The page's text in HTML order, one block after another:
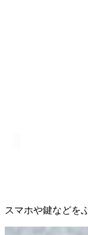
スマホや鍵などを